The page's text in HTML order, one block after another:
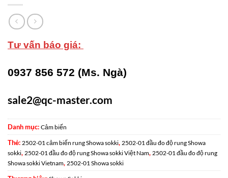
Tư vấn báo giá:
0937 856 572 (Ms. Ngà)
sale2@qc-master.com
Danh mục: Cảm biến
Thẻ: 2502-01 cảm biến rung Showa sokki, 2502-01 đầu đo độ rung Showa
sokki, 2502-01 đầu đo độ rung Showa sokki Việt Nam, 2502-01 đầu đo độ rung
Showa sokki Vietnam, 2502-01 Showa sokki